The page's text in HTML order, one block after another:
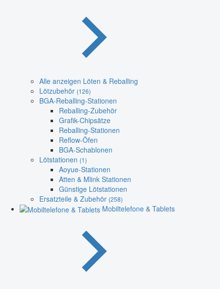
Alle anzeigen Löten & Reballing
Lötzubehör (126)
BGA-Reballing-Stationen
Reballing-Zubehör
Grafik-Chipsätze
Reballing-Stationen
Reflow-Öfen
BGA-Schablonen
Lötstationen (1)
Aoyue-Stationen
Atten & Mlink Stationen
Günstige Lötstationen
Ersatzteile & Zubehör (258)
Mobiltelefone & Tablets